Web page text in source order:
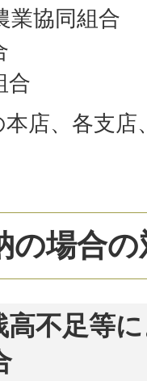
業協同組合
合
店、各支
の場合の
高不足等